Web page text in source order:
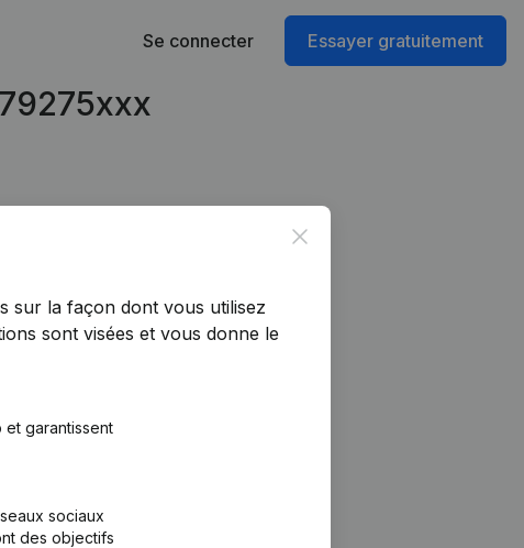
Se connecter Essayer gratuitement
Close
sur la façon dont vous utilisez
sont visées et vous donne le
garantissent
sociaux
des objectifs